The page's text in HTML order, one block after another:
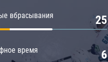
вбрасывания 25
время 6